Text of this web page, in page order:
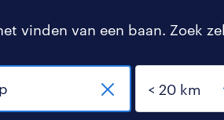
vinden van een baan. Zoek